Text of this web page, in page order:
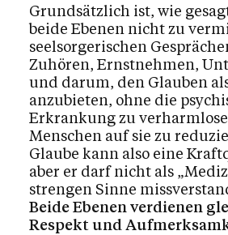
Grundsätzlich ist, wie
beide Ebenen nicht zu
seelsorgerischen
Zuhören, Ernstnehmen,
und darum, den Glauben
anzubieten, ohne die
Erkrankung zu
Menschen auf sie zu
Glaube kann also eine
aber er darf nicht als
strengen Sinne
Beide Ebenen verdienen
Respekt und